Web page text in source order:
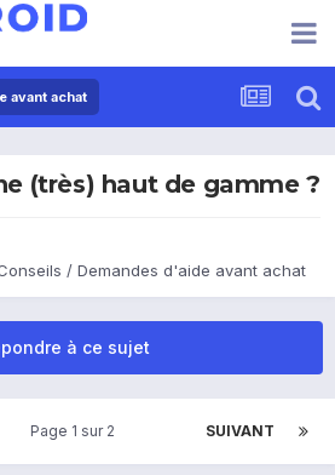
avant achat
(très) haut de gamme ?
/ Demandes d'aide avant achat
à ce sujet
SUIVANT
Page 1 sur 2